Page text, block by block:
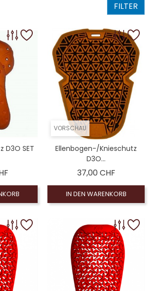
FILTER
D3O SET
Preis
VORSCHAU
Ellenbogen-/Knieschutz
D3O...
37,00 CHFPreis
IN DEN WARENKORB